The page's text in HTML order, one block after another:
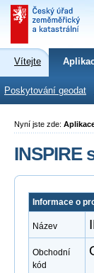
Vítejte
Poskytování geodat
Nyní jste zde:
INSPIRE
Informace o
Název
Obchodní
kód